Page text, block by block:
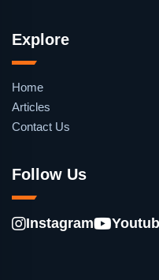
Explore
Home
Articles
Contact Us
Follow Us
Instagram